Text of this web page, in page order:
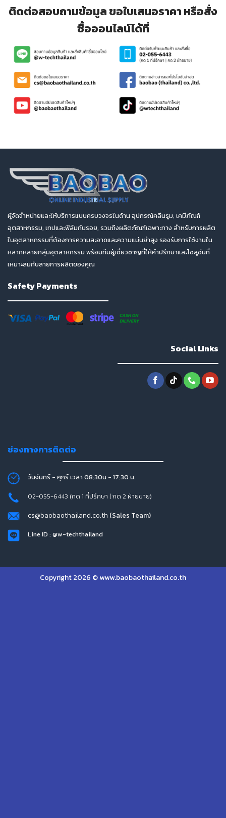
ติดต่อสอบถามข้อมูล ขอใบเสนอราคา หรือสั่ง
ซื้อออนไลน์ได้ที่
ผู้จัดจำหน่ายและให้บริการแบบครบวงจรในด้าน อุปกรณ์คลีนรูม, เคมีภัณฑ์
อุตสาหกรรม, เทปและฟิล์มกันรอย, รวมถึงผลิตภัณฑ์เฉพาะทาง สำหรับการผลิต
ในอุตสาหกรรมที่ต้องการความสะอาดและความแม่นยำสูง รองรับการใช้งานใน
หลากหลายกลุ่มอุตสาหกรรม พร้อมทีมผู้เชี่ยวชาญที่ให้คำปรึกษาและโซลูชันที่
เหมาะสมกับสายการผลิตของคุณ
Safety Payments
Social Links
ช่องทางการติดต่อ
วันจันทร์ - ศุกร์ เวลา 08:30น - 17:30 น.
02-055-6443 (กด 1 ที่ปรึกษา | กด 2 ฝ่ายขาย)
cs@baobaothailand.co.th (Sales Team)
Line ID : @w-techthailand
Copyright 2026 © www.baobaothailand.co.th